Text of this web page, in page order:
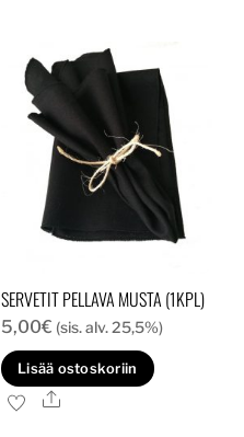
SERVETIT PELLAVA MUSTA (1KPL)
5,00€ (sis. alv. 25,5%)
Lisää ostoskoriin
Ale